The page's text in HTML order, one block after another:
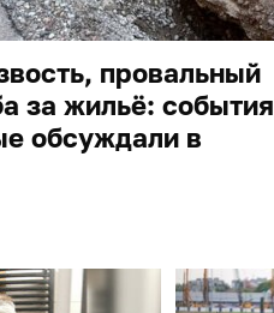
провальный
за жильё: события
обсуждали в